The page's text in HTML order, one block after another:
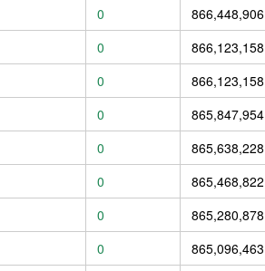
0 866,448,906
0 866,123,158
0 866,123,158
0 865,847,954
0 865,638,228
0 865,468,822
0 865,280,878
0 865,096,463